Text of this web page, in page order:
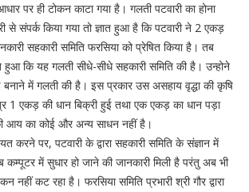
पर ही टोकन काटा गया है। गलती पटवारी का होना
से संपर्क किया गया तो ज्ञात हुआ है कि पटवारी ने 2 एकड़
सहकारी समिति फरसिया को प्रेषित किया है। तब
हुआ कि यह गलती सीधे-सीधे सहकारी समिति की है। उन्होने
बनाने में गलती की है। इस प्रकार उस असहाय वृद्धा की कृषि
1 एकड़ की धान बिक्री हुई तथा एक एकड़ का धान पड़ा
आय का कोई और अन्य साधन नहीं है।
करने पर, पटवारी के द्वारा सहकारी समिति के संज्ञान में
कम्पूटर में सुधार हो जाने की जानकारी मिली है परंतु अब भी
कट रहा है। फरसिया समिति प्रभारी श्री गौर द्वारा